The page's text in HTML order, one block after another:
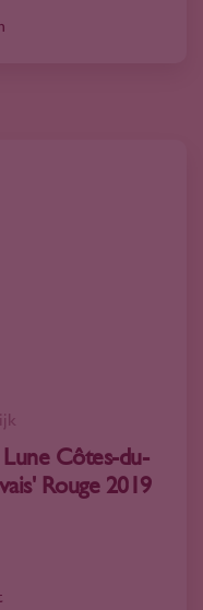
Côtes-du-
Rouge 2019